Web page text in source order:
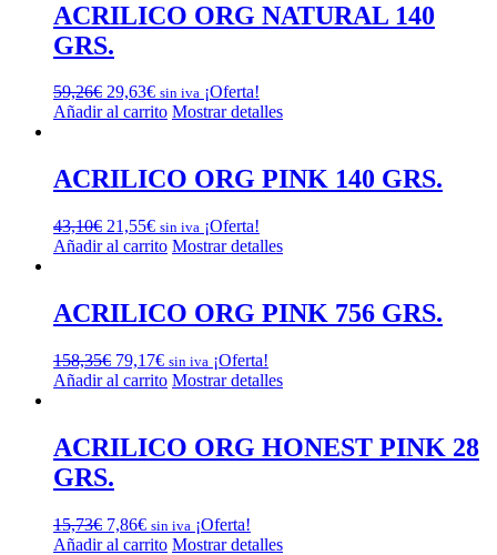
ACRILICO ORG NATURAL 140
GRS.
59,26€ El
precio
59,26€.
29,63€El
precio
29,63€.
sin iva ¡Oferta!
Añadir al carrito Mostrar detalles
ACRILICO ORG PINK 140 GRS.
43,10€ El
precio
43,10€.
21,55€El
precio
21,55€.
sin iva ¡Oferta!
Añadir al carrito Mostrar detalles
ACRILICO ORG PINK 756 GRS.
158,35€ El
precio
158,35€.
79,17€El
precio
79,17€.
sin iva ¡Oferta!
Añadir al carrito Mostrar detalles
ACRILICO ORG HONEST PINK 28
GRS.
15,73€ El
precio
7,86€El
precio
sin iva ¡Oferta!
Añadir al carrito Mostrar detalles